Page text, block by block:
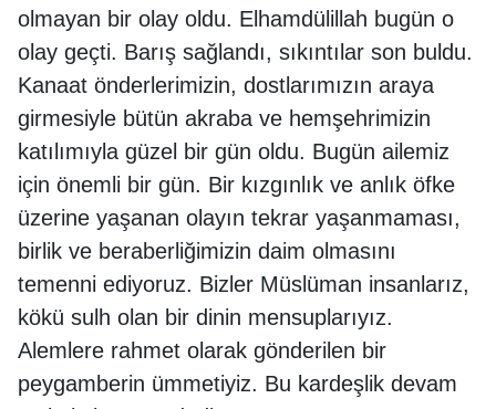
olmayan bir olay oldu. Elhamdülillah bugün o
olay geçti. Barış sağlandı, sıkıntılar son buldu.
Kanaat önderlerimizin, dostlarımızın araya
girmesiyle bütün akraba ve hemşehrimizin
katılımıyla güzel bir gün oldu. Bugün ailemiz
için önemli bir gün. Bir kızgınlık ve anlık öfke
üzerine yaşanan olayın tekrar yaşanmaması,
birlik ve beraberliğimizin daim olmasını
temenni ediyoruz. Bizler Müslüman insanlarız,
kökü sulh olan bir dinin mensuplarıyız.
Alemlere rahmet olarak gönderilen bir
peygamberin ümmetiyiz. Bu kardeşlik devam